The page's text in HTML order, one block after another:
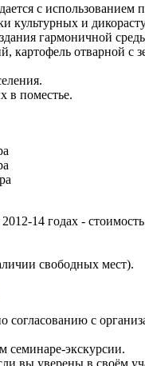
с
культурных и
гармоничной
картофель отварной
в поместье.
14 годах - стоимость
свободных мест).
согласованию с
семинаре-экскурсии.
вы уверены в своём